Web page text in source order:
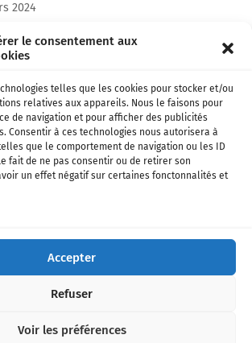
le consentement aux
telles que les cookies pour stocker et/ou
relatives aux appareils. Nous le faisons pour
de navigation et pour afficher des publicités
Consentir à ces technologies nous autorisera à
que le comportement de navigation ou les ID
fait de ne pas consentir ou de retirer son
un effet négatif sur certaines fonctonnalités et
Accepter
Refuser
Voir les préférences
2024
et Don’zer bien partis pour remporter
!
• Ligue 1 – Officiel: Shavy Babicka
avec Toulouse !
2024
Paola de retour avec un nouveau
2023
coach de l’USO !
2023